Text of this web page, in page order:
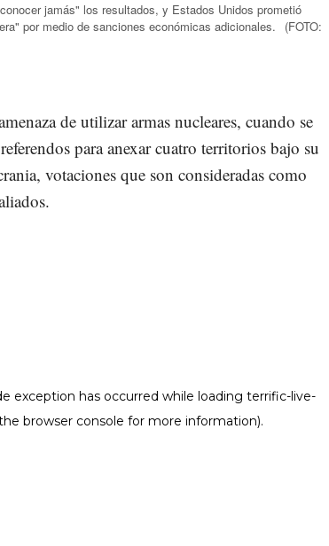
jamás" los resultados, y Estados Unidos prometió
por medio de sanciones económicas adicionales.
(FOTO:
de utilizar armas nucleares, cuando se
para anexar cuatro territorios bajo su
votaciones que son consideradas como